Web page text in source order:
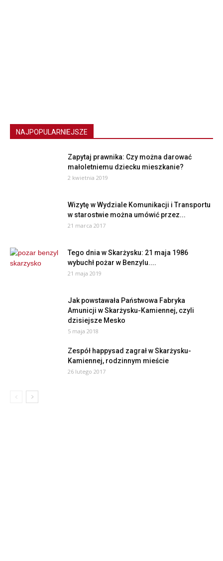
NAJPOPULARNIEJSZE
Zapytaj prawnika: Czy można darować
małoletniemu dziecku mieszkanie?
2 kwietnia 2019
Wizytę w Wydziale Komunikacji i Transportu
w starostwie można umówić przez...
21 marca 2017
Tego dnia w Skarżysku: 21 maja 1986
wybuchł pożar w Benzylu....
21 maja 2019
Jak powstawała Państwowa Fabryka
Amunicji w Skarżysku-Kamiennej, czyli
dzisiejsze Mesko
5 maja 2018
Zespół happysad zagrał w Skarżysku-
Kamiennej, rodzinnym mieście
26 lutego 2017